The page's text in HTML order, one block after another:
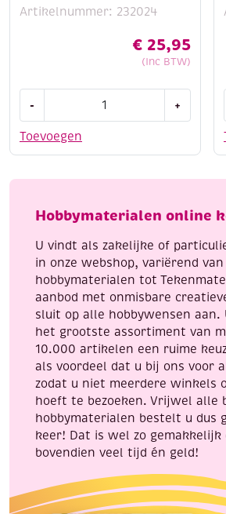
Artikelnummer: 232024
€ 25,95
(Inc BTW)
Toevoegen
-
1000
320
aantal
+
Hobbymaterialen online
U vindt als zakelijke of
in onze webshop, variërend van
hobbymaterialen tot
aanbod met onmisbare
sluit op alle hobbywensen aan.
het grootste assortiment van
10.000 artikelen een ruime
als voordeel dat u bij ons voor
zodat u niet meerdere winkels
hoeft te bezoeken. Vrijwel alle
hobbymaterialen bestelt u dus
keer! Dat is wel zo gemakkelijk
bovendien veel tijd én geld!